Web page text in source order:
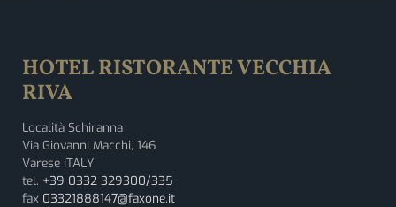
HOTEL RISTORANTE VECCHIA
RIVA
Località Schiranna
Via Giovanni Macchi, 146
Varese ITALY
tel. +39 0332 329300/335
fax 03321888147@faxone.it